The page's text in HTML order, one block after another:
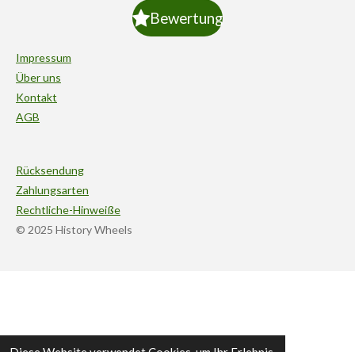
Bewertung
Impressum
Über uns
Kontakt
AGB
Rücksendung
Zahlungsarten
Rechtliche-Hinweiße
© 2025 History Wheels